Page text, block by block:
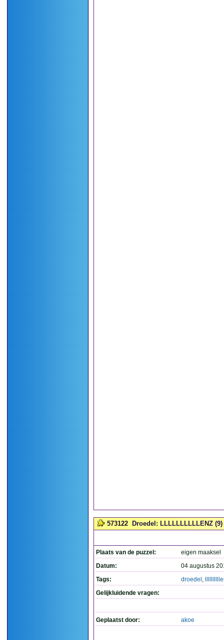
573122 Droedel: LLLLLLLLLLENZ (9)
Plaats van de puzzel:
eigen maaksel
Datum:
04 augustus
Tags:
droedel ,
Gelijkluidende vragen:
Geplaatst door: akoe